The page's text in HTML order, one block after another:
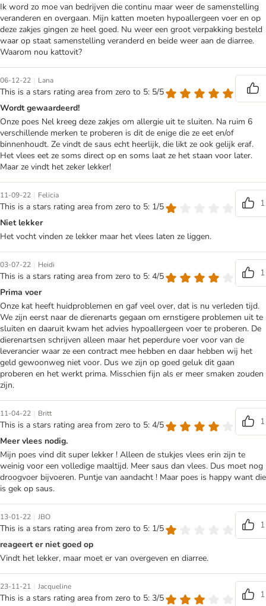
Ik word zo moe van bedrijven die continu maar weer de samenstelling
veranderen en overgaan. Mijn katten moeten hypoallergeen voer en op
deze zakjes gingen ze heel goed. Nu weer een groot verpakking besteld
waar op staat samenstelling veranderd en beide weer aan de diarree.
Waarom nou kattovit?
06-12-22 | Lana
This is a stars rating area from zero to 5: 5/5
Wordt gewaardeerd!
Onze poes Nel kreeg deze zakjes om allergie uit te sluiten. Na ruim 6
verschillende merken te proberen is dit de enige die ze eet en/of
binnenhoudt. Ze vindt de saus echt heerlijk, die likt ze ook gelijk eraf.
Het vlees eet ze soms direct op en soms laat ze het staan voor later.
Maar ze vindt het zeker lekker!
11-09-22 | Felicia
This is a stars rating area from zero to 5: 1/5
1
Niet lekker
Het vocht vinden ze lekker maar het vlees laten ze liggen.
03-07-22 | Heidi
This is a stars rating area from zero to 5: 4/5
1
Prima voer
Onze kat heeft huidproblemen en gaf veel over, dat is nu verleden tijd.
We zijn eerst naar de dierenarts gegaan om ernstigere problemen uit te
sluiten en daaruit kwam het advies hypoallergeen voer te proberen. De
dierenartsen schrijven alleen maar het peperdure voer voor van de
leverancier waar ze een contract mee hebben en daar hebben wij het
geld gewoonweg niet voor. Dus we zijn op goed geluk dit gaan
proberen en het werkt prima. Misschien fijn als er meer smaken zouden
zijn.
11-04-22 | Britt
This is a stars rating area from zero to 5: 4/5
1
Meer vlees nodig.
Mijn poes vind dit super lekker ! Alleen de stukjes vlees erin zijn te
weinig voor een volledige maaltijd. Meer saus dan vlees. Dus moet nog
droogvoer bijvoeren. Puntje van aandacht ! Maar poes is happy want die
is gek op saus.
13-01-22 | JBO
This is a stars rating area from zero to 5: 1/5
1
reageert er niet goed op
Vindt het lekker, maar moet er van overgeven en diarree.
23-11-21 | Jacqueline
This is a stars rating area from zero to 5: 3/5 1